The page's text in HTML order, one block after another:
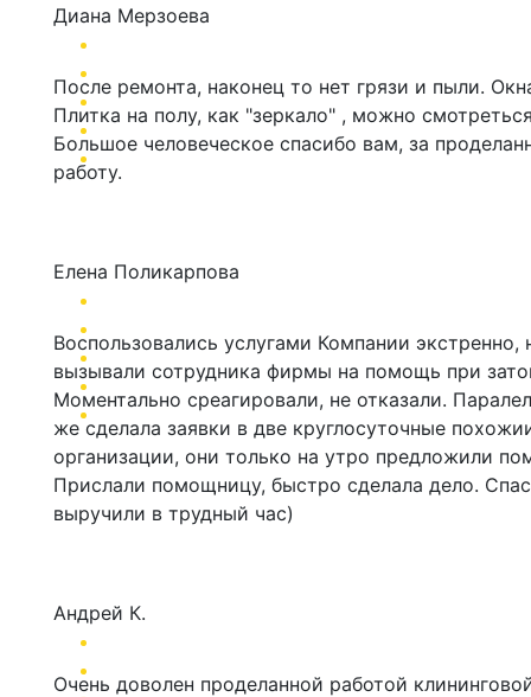
После ремонта, наконец то нет грязи и пыли.
Плитка на полу, как "зеркало" , можно
Большое человеческое спасибо вам, за
работу.
Диана Мерзоева
Воспользовались услугами Компании экстренно,
вызывали сотрудника фирмы на помощь при
Моментально среагировали, не отказали.
же сделала заявки в две круглосуточные
организации, они только на утро предложили
Прислали помощницу, быстро сделала дело.
выручили в трудный час)
Елена Поликарпова
Очень доволен проделанной работой
Андрей К.